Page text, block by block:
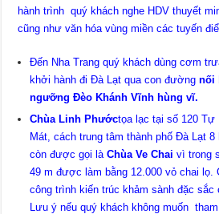
hành trình quý khách nghe HDV thuyết
cũng như văn hóa vùng miền các tuyến
Đến Nha Trang quý khách dùng cơm
khởi hành đi Đà Lạt qua con đườngnối
ngưỡng Đèo Khánh Vĩnh hùng vĩ.
Chùa Linh Phướctọa lạc tại số 120 Tự
Mát, cách trung tâm thành phố Đà Lạt
còn được gọi làChùa Ve Chai vì trong
49 m được làm bằng 12.000 vỏ chai lọ.
công trình kiến trúc khảm sành đặc sắc
Lưu ý nếu quý khách không muốn